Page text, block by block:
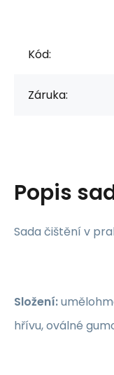
Kód:
Záruka:
Popis
Sada čištění v
Složení:
hřívu, oválné